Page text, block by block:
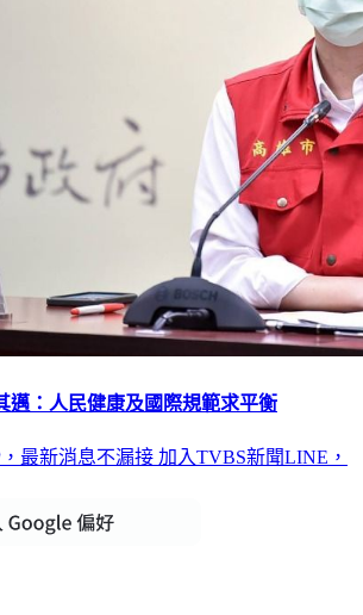
：人民健康及國際規範求平衡
最新消息不漏接 加入TVBS新聞LINE，